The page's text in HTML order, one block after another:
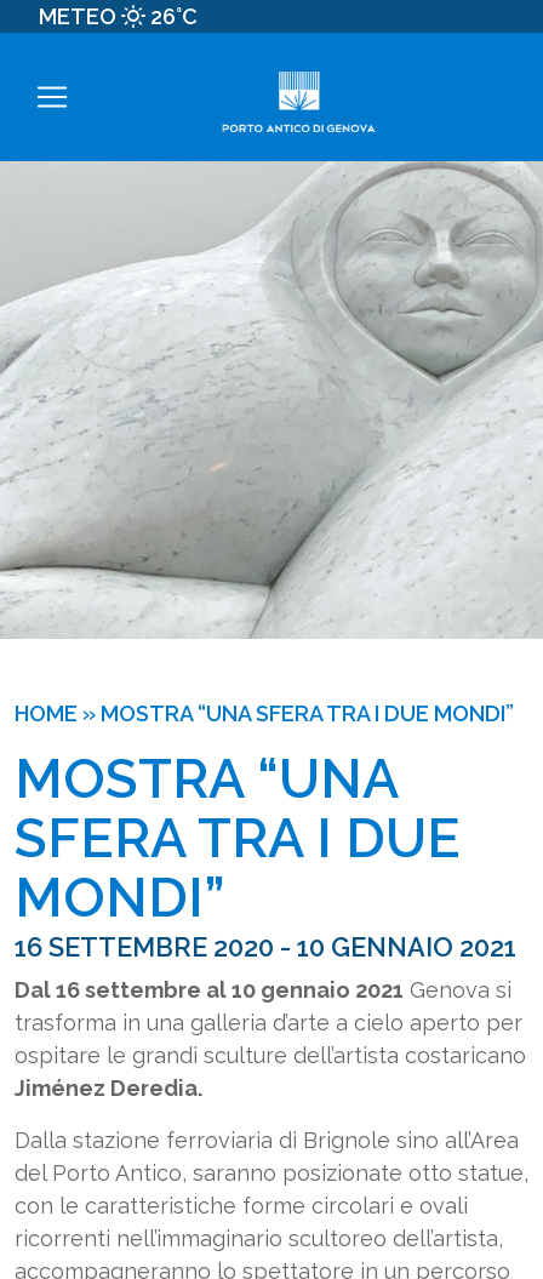
METEO 26°C
HOME » MOSTRA “UNA SFERA TRA I DUE MONDI”
MOSTRA “UNA
SFERA TRA I DUE
MONDI”
16 SETTEMBRE 2020 - 10 GENNAIO 2021
Dal 16 settembre al 10 gennaio 2021 Genova si
trasforma in una galleria d’arte a cielo aperto per
ospitare le grandi sculture dell’artista costaricano
Jiménez Deredia.
Dalla stazione ferroviaria di Brignole sino all’Area
del Porto Antico, saranno posizionate otto statue,
con le caratteristiche forme circolari e ovali
ricorrenti nell’immaginario scultoreo dell’artista,
accompagneranno lo spettatore in un percorso